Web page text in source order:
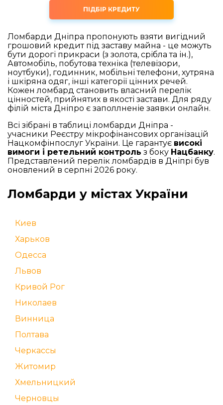
ПІДБІР КРЕДИТУ
Ломбарди Дніпра пропонують взяти вигідний
грошовий кредит під заставу майна - це можуть
бути дорогі прикраси (з золота, срібла та ін.),
Автомобіль, побутова техніка (телевізори,
ноутбуки), годинник, мобільні телефони, хутряна
і шкіряна одяг, інші категорії цінних речей.
Кожен ломбард становить власний перелік
цінностей, прийнятих в якості застави. Для ряду
філій міста Дніпро є заполлненіе заявки онлайн.
Всі зібрані в таблиці ломбарди Дніпра -
учасники Реєстру мікрофінансових організацій
Нацкомфінпослуг України. Це гарантує високі
вимоги і ретельний контроль з боку Нацбанку.
Представлений перелік ломбардів в Дніпрі був
оновлений в серпні 2026 року.
Ломбарди у містах України
Киев
Харьков
Одесса
Львов
Кривой Рог
Николаев
Винница
Полтава
Черкассы
Житомир
Хмельницкий
Черновцы